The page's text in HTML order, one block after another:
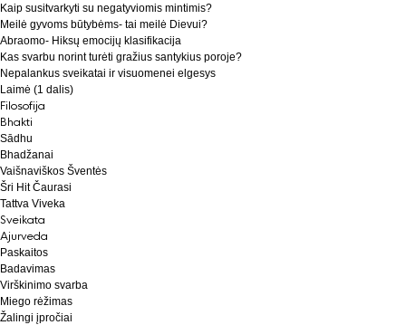
Kaip susitvarkyti su negatyviomis mintimis?
Meilė gyvoms būtybėms- tai meilė Dievui?
Abraomo- Hiksų emocijų klasifikacija
Kas svarbu norint turėti gražius santykius poroje?
Nepalankus sveikatai ir visuomenei elgesys
Laimė (1 dalis)
Filosofija
Bhakti
Sādhu
Bhadžanai
Vaišnaviškos Šventės
Šri Hit Čaurasi
Tattva Viveka
Sveikata
Ajurveda
Paskaitos
Badavimas
Virškinimo svarba
Miego rėžimas
Žalingi įpročiai